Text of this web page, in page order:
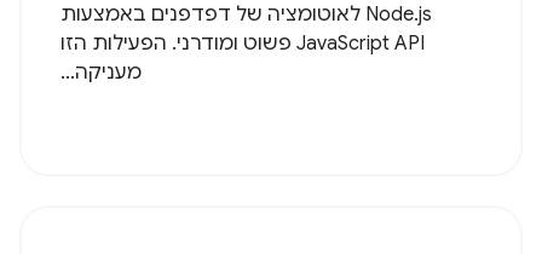
Node.js לאוטומציה של דפדפנים באמצעות
JavaScript API פשוט ומודרני. הפעילות הזו
מעניקה...